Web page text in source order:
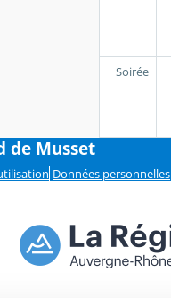
Soirée
de Musset
Données personnelles